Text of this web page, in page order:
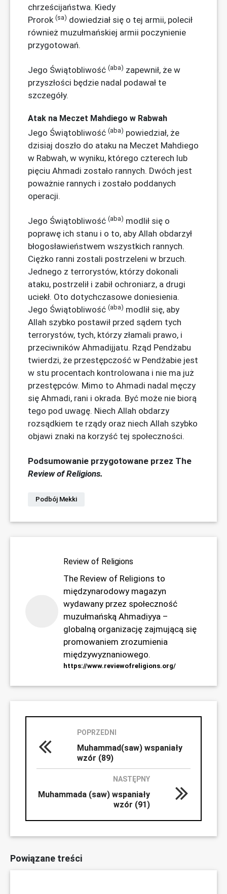
Powiązane treści
chrześcijaństwa. Kiedy
Prorok (sa) dowiedział się o tej armii, polecił
również muzułmańskiej armii poczynienie
przygotowań.
Jego Świątobliwość (aba) zapewnił, że w
przyszłości będzie nadal podawał te
szczegóły.
Atak na Meczet Mahdiego w Rabwah
Jego Świątobliwość (aba) powiedział, że
dzisiaj doszło do ataku na Meczet Mahdiego
w Rabwah, w wyniku, którego czterech lub
pięciu Ahmadi zostało rannych. Dwóch jest
poważnie rannych i zostało poddanych
operacji.
Jego Świątobliwość (aba) modlił się o
poprawę ich stanu i o to, aby Allah obdarzył
błogosławieństwem wszystkich rannych.
Ciężko ranni zostali postrzeleni w brzuch.
Jednego z terrorystów, którzy dokonali
ataku, postrzelił i zabił ochroniarz, a drugi
uciekł. Oto dotychczasowe doniesienia.
Jego Świątobliwość (aba) modlił się, aby
Allah szybko postawił przed sądem tych
terrorystów, tych, którzy złamali prawo, i
przeciwników Ahmadijjatu. Rząd Pendżabu
twierdzi, że przestępczość w Pendżabie jest
w stu procentach kontrolowana i nie ma już
przestępców. Mimo to Ahmadi nadal męczy
się Ahmadi, rani i okrada. Być może nie biorą
tego pod uwagę. Niech Allah obdarzy
rozsądkiem te rządy oraz niech Allah szybko
objawi znaki na korzyść tej społeczności.
Podsumowanie przygotowane przez The
Review of Religions.
Podbój Mekki
Review of Religions
The Review of Religions to
międzynarodowy magazyn
wydawany przez społeczność
muzułmańską Ahmadiyya –
globalną organizację zajmującą się
promowaniem zrozumienia
międzywyznaniowego.
https://www.reviewofreligions.org/
POPRZEDNI
Muhammad(saw) wspaniały
wzór (89)
NASTĘPNY
Muhammada (saw) wspaniały
wzór (91)